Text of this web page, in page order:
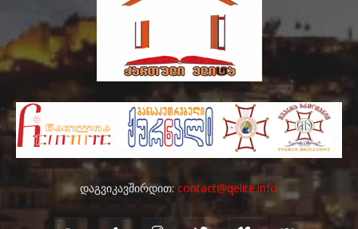
დაგვიკავშირდით:contact@qelite.info